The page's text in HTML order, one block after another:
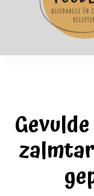
Alledaagse